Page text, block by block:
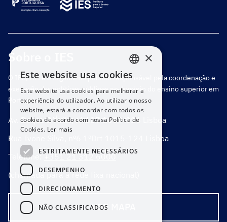
Sobre o IES
O IES, I.P. é o organismo público responsável pela coordenação e
execução das políticas públicas no domínio do ensino superior em
Portugal.
Av. Duque D’Ávila, nº 137 1069-016 Lisboa
Rua Ivone Silva, nº6 1ºDrt 1015-124 Lisboa
Telefone:+351 21 312 6000
(chamada para a rede fixa nacional)
VER MAPA
PORTUGUESE
ENGLISH
×
Este website usa cookies
Este website usa cookies para melhorar a
experiência do utilizador. Ao utilizar o nosso
website, estará a concordar com todos os
cookies de acordo com nossa Política de
Cookies. Ler mais
ESTRITAMENTE NECESSÁRIOS
DESEMPENHO
DIRECIONAMENTO
NÃO CLASSIFICADOS